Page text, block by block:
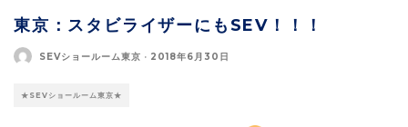
東京：スタビライザーにもSEV！！！
SEVショールーム東京 · 2018年6月30日
★SEVショールーム東京★